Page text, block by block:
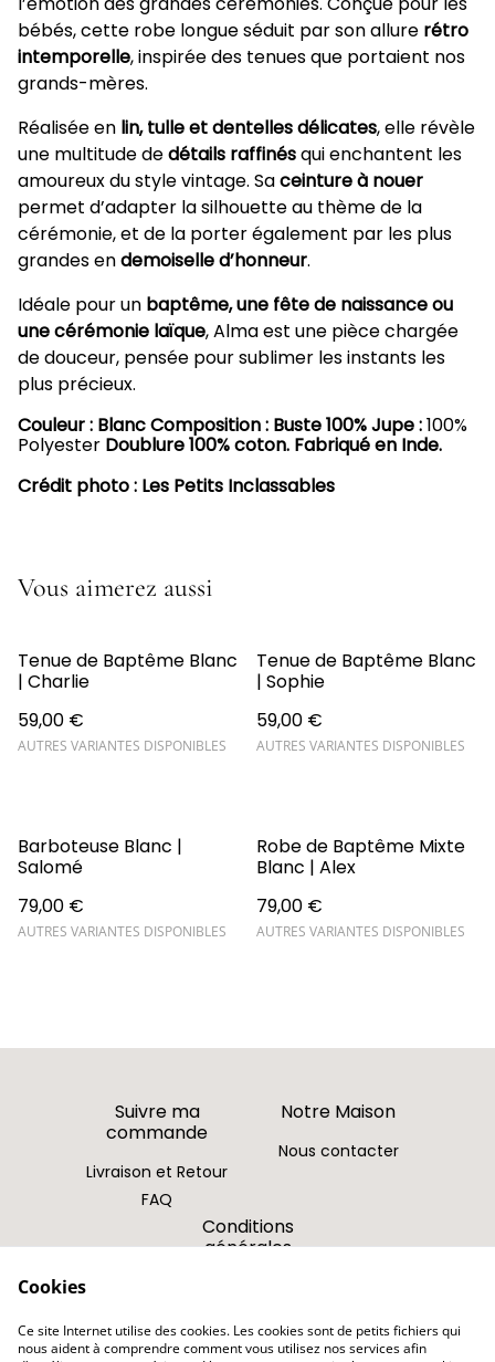
bébés, cette robe longue séduit par son allure rétro
intemporelle, inspirée des tenues que portaient nos
grands-mères.
Réalisée en lin, tulle et dentelles délicates, elle révèle
une multitude dedétails raffinésqui enchantent les
amoureux du style vintage. Saceinture à nouer
permet d’adapter la silhouette au thème de la
cérémonie, et de la porter également par les plus
grandes endemoiselle d’honneur.
Idéale pour un baptême, une fête de naissance ou
une cérémonie laïque, Alma est une pièce chargée
de douceur, pensée pour sublimer les instants les
plus précieux.
Couleur : Blanc Composition : Buste 100% Jupe :100%
Polyester Doublure 100% coton. Fabriqué en Inde.
Crédit photo : Les Petits Inclassables
Vous aimerez aussi
Tenue de Baptême Blanc
| Charlie
59,00 €
AUTRES VARIANTES DISPONIBLES
Tenue de Baptême Blanc
| Sophie
59,00 €
AUTRES VARIANTES DISPONIBLES
Barboteuse Blanc |
Salomé
79,00 €
AUTRES VARIANTES DISPONIBLES
Robe de Baptême Mixte
Blanc | Alex
79,00 €
AUTRES VARIANTES DISPONIBLES
Suivre ma
commande
Livraison et Retour
FAQ
Notre Maison
Nous contacter
Conditions
générales
Politique de cookies
Cookies
Ce site Internet utilise des cookies. Les cookies sont de petits fichiers qui
nous aident à comprendre comment vous utilisez nos services afin